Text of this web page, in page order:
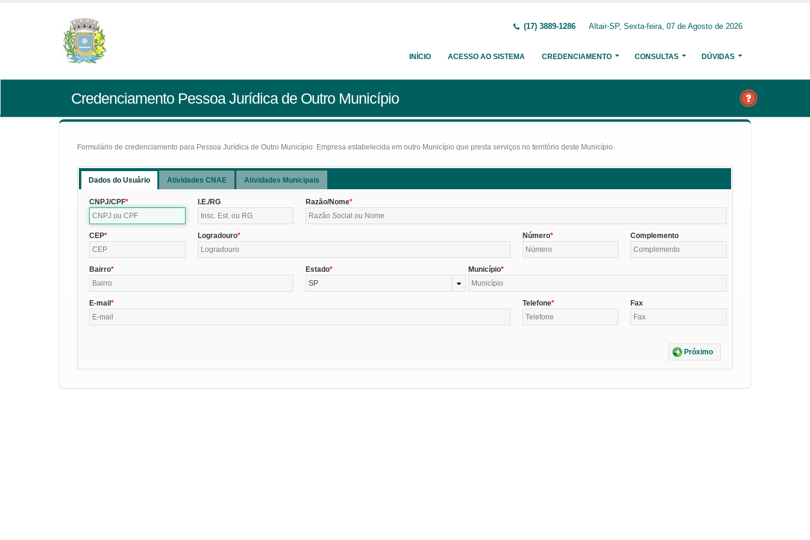
(17) 3889-1286 Altair-SP, Sexta-feira, 07 de Agosto de 2026
INÍCIO ACESSO AO SISTEMA CREDENCIAMENTO CONSULTAS DÚVIDAS
Credenciamento Pessoa Jurídica de Outro Município
Formulário de credenciamento para Pessoa Jurídica de Outro Município: Empresa estabelecida em outro Município que presta serviços no território deste Município
Dados do Usuário Atividades CNAE Atividades Municipais
CNPJ/CPF I.E./RG Razão/Nome
CEP Logradouro Número Complemento
Bairro
Estado
SP
Município
E-mail Telefone Fax
Próximo